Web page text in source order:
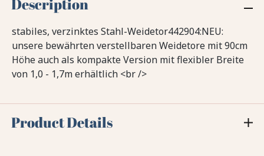
Description
stabiles, verzinktes Stahl-Weidetor442904:NEU:
unsere bewährten verstellbaren Weidetore mit 90cm
Höhe auch als kompakte Version mit flexibler Breite
von 1,0 - 1,7m erhältlich <br />
Product Details